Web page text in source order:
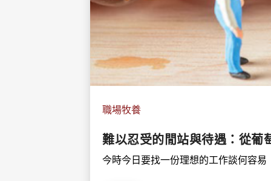
職場牧養
難以忍受的閒站與待遇：從葡
今時今日要找一份理想的工作談何容易